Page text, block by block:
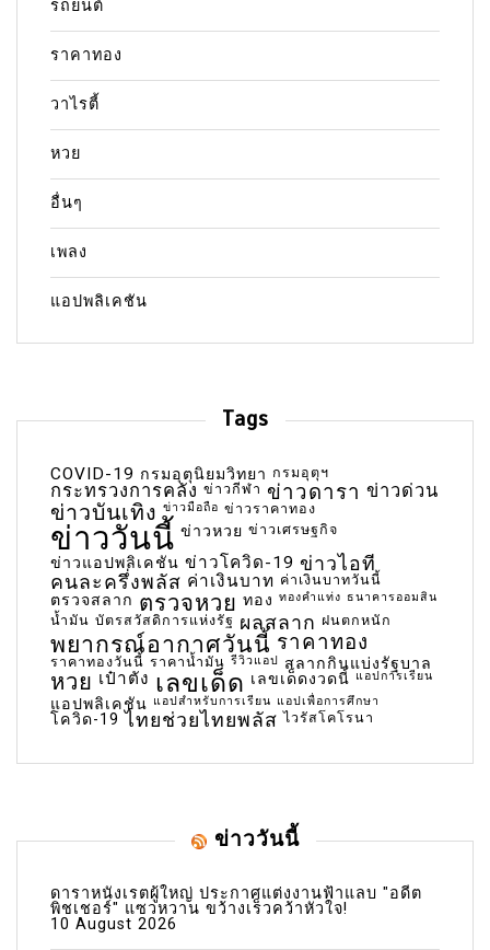
รถยนต์
ราคาทอง
วาไรตี้
หวย
อื่นๆ
เพลง
แอปพลิเคชัน
Tags
COVID-19 กรมอุตุนิยมวิทยา กรมอุตุฯ
กระทรวงการคลัง ข่าวกีฬา ข่าวดารา ข่าวด่วน
ข่าวบันเทิง ข่าวมือถือ ข่าวราคาทอง
ข่าววันนี้ ข่าวหวย ข่าวเศรษฐกิจ
ข่าวแอปพลิเคชัน ข่าวโควิด-19 ข่าวไอที
คนละครึ่งพลัส ค่าเงินบาท ค่าเงินบาทวันนี้
ตรวจสลาก ตรวจหวย ทอง ทองคำแท่ง ธนาคารออมสิน
น้ำมัน บัตรสวัสดิการแห่งรัฐ ผลสลาก ฝนตกหนัก
พยากรณ์อากาศวันนี้ ราคาทอง
ราคาทองวันนี้ ราคาน้ำมัน รีวิวแอป สลากกินแบ่งรัฐบาล
หวย เป๋าตัง เลขเด็ด เลขเด็ดงวดนี้ แอปการเรียน
แอปพลิเคชัน แอปสำหรับการเรียน แอปเพื่อการศึกษา
โควิด-19 ไทยช่วยไทยพลัส ไวรัสโคโรนา
ข่าววันนี้
ดาราหนังเรตผู้ใหญ่ ประกาศแต่งงานฟ้าแลบ "อดีต
พิชเชอร์" แซวหวาน ขว้างเร็วคว้าหัวใจ!
10 August 2026